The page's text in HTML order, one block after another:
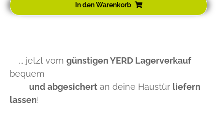
In den Warenkorb
... jetzt vom günstigen YERD Lagerverkauf
bequem
und abgesichert an deine Haustür liefern
lassen!